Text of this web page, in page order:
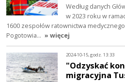
Według danych
w 2023 roku w
1600 zespołów ratownictwa
Pogotowia… » więcej
2024-10-15, godz. 13:33
"Odzyskać
migracyjna